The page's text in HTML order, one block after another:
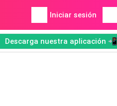
Iniciar sesión
Descarga nuestra aplicación 📲